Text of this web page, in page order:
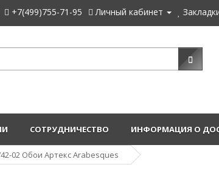
+7(499)755-71-95 Личный кабинет
ИНФОРМАЦИЯ О
СОТРУДНИЧЕСТВО
02 Обои Артекс Arabesques